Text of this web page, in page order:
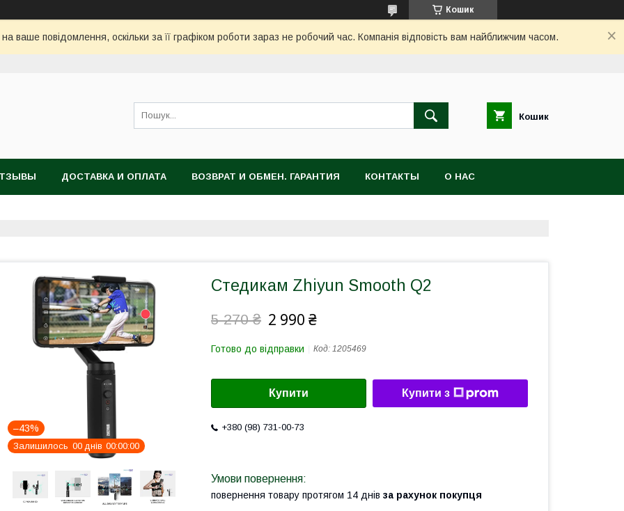
Кошик
ваше повідомлення, оскільки за її графіком роботи зараз не робочий час. Компанія відповість вам найближчим часом.
Кошик
ДОСТАВКА И ОПЛАТА ВОЗВРАТ И ОБМЕН. ГАРАНТИЯ КОНТАКТЫ О НАС
–43%
Залишилось 00 днів 00 00 00
Стедикам Zhiyun Smooth Q2
5 270 ₴ 2 990 ₴
Готово до відправки Код: 1205469
Купити Купити з
+380 (98) 731-00-73
повернення товару протягом 14 днів за рахунок покупця